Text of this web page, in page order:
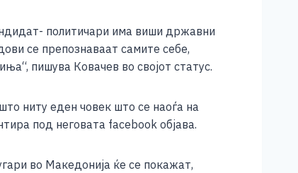
политичари има виши државни
се препознаваат самите себе,
пишува Ковачев во својот статус.
ниту еден човек што се наоѓа на
под неговата facebook oбјава.
во Македонија ќе се покажат,